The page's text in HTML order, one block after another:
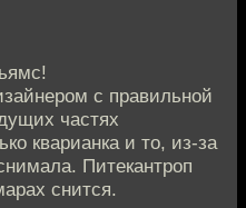
с правильной
частях
кварианка и то, из-за
Питекантроп
снится.